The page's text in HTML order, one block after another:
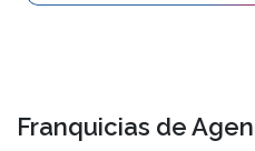
Franquicias de